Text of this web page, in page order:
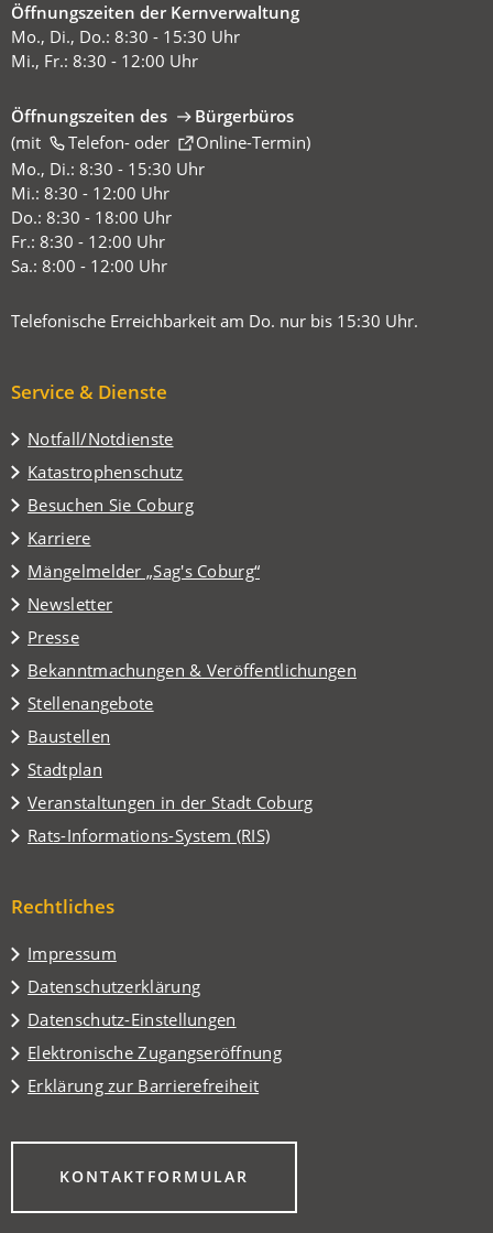
Öffnungszeiten der Kernverwaltung
Mo., Di., Do.: 8:30 - 15:30 Uhr
Mi., Fr.: 8:30 - 12:00 Uhr
Öffnungszeiten des
Bürgerbüros
(mit
Telefon-oder Online-Termin
(Öffnet
in
einem
neuen
Tab)
)
Mo., Di.: 8:30 - 15:30 Uhr
Mi.: 8:30 - 12:00 Uhr
Do.: 8:30 - 18:00 Uhr
Fr.: 8:30 - 12:00 Uhr
Sa.: 8:00 - 12:00 Uhr
Telefonische Erreichbarkeit am Do. nur bis 15:30 Uhr.
Service & Dienste
Notfall/Notdienste
Katastrophenschutz
Besuchen Sie Coburg
(Öffnet
in
einem
neuen
Tab)
Karriere
Mängelmelder „Sag's Coburg“
(Öffnet
in
einem
neuen
Tab)
Newsletter
Presse
Bekanntmachungen & Veröffentlichungen
Stellenangebote
Baustellen
Stadtplan
(Öffnet
in
einem
neuen
Veranstaltungen in der Stadt Coburg
(Öffnet
in
einem
Tab)
Rats-Informations-System (RIS)
(Öffnet
neuen
Rechtliches
Impressum
Datenschutzerklärung
Datenschutz-Einstellungen
Elektronische Zugangseröffnung
Erklärung zur Barrierefreiheit
KONTAKTFORMULAR
(ÖFFNET